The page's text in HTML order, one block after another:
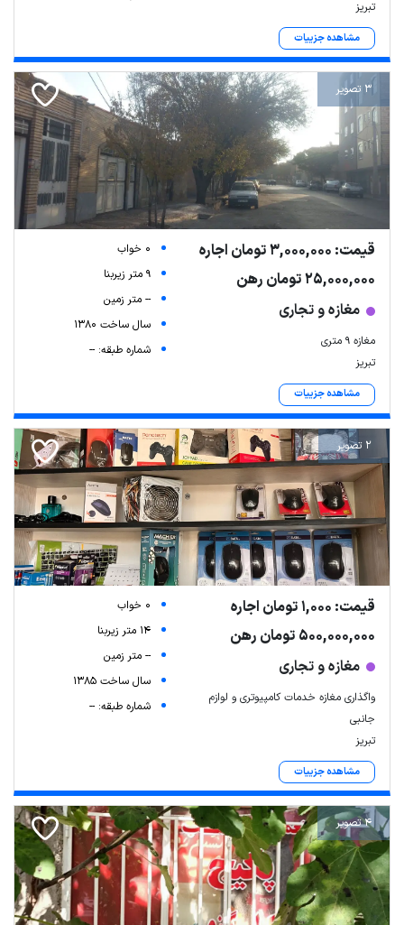
تبریز
مشاهده جزییات
3 تصویر
قیمت: 3,000,000 تومان اجاره
25,000,000 تومان رهن
مغازه و تجاری
مغازه ۹ متری
تبریز
مشاهده جزییات
0 خواب
9 متر زیربنا
-- متر زمین
سال ساخت 1380
شماره طبقه: --
2 تصویر
قیمت: 1,000 تومان اجاره
500,000,000 تومان رهن
مغازه و تجاری
واگذاری مغازه خدمات کامپیوتری و لوازم
جانبی
تبریز
مشاهده جزییات
0 خواب
14 متر زیربنا
-- متر زمین
سال ساخت 1385
شماره طبقه: --
4 تصویر